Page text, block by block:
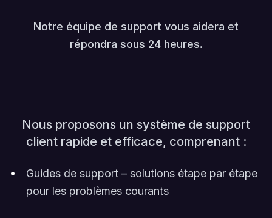
Notre équipe de support vous aidera et
répondra sous 24 heures.
Nous proposons un système de support
client rapide et efficace, comprenant :
•
Guides de support – solutions étape par étape
pour les problèmes courants